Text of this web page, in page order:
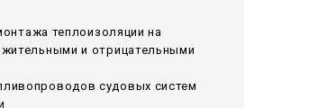
теплоизоляции на
и отрицательными
судовых систем